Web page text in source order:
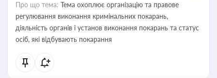
Про що тема: Тема охоплює організацію та правове
регулювання виконання кримінальних покарань,
діяльність органів і установ виконання покарань та статус
осіб, які відбувають покарання